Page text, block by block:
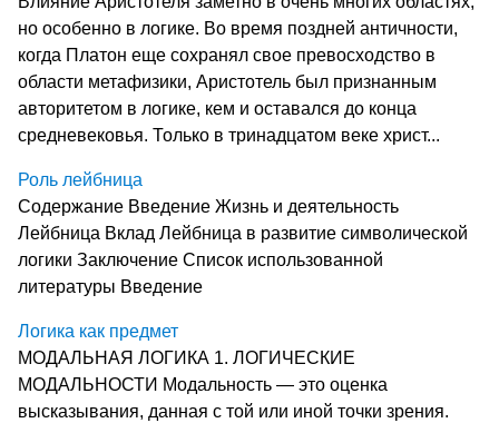
но особенно в логике. Во время поздней античности,
когда Платон еще сохранял свое превосходство в
области метафизики, Аристотель был признанным
авторитетом в логике, кем и оставался до конца
средневековья. Только в тринадцатом веке христ...
Роль лейбница
Содержание Введение Жизнь и деятельность
Лейбница Вклад Лейбница в развитие символической
логики Заключение Список использованной
литературы Введение
Логика как предмет
МОДАЛЬНАЯ ЛОГИКА 1. ЛОГИЧЕСКИЕ
МОДАЛЬНОСТИ Модальность — это оценка
высказывания, данная с той или иной точки зрения.